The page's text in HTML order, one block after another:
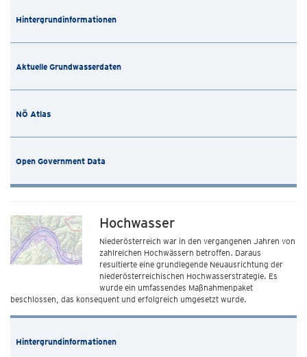
Hintergrundinformationen
Aktuelle Grundwasserdaten
NÖ Atlas
Open Government Data
Hochwasser
Niederösterreich war in den vergangenen Jahren von
zahlreichen Hochwässern betroffen. Daraus
resultierte eine grundlegende Neuausrichtung der
niederösterreichischen Hochwasserstrategie. Es
wurde ein umfassendes Maßnahmenpaket
beschlossen, das konsequent und erfolgreich umgesetzt wurde.
Hintergrundinformationen